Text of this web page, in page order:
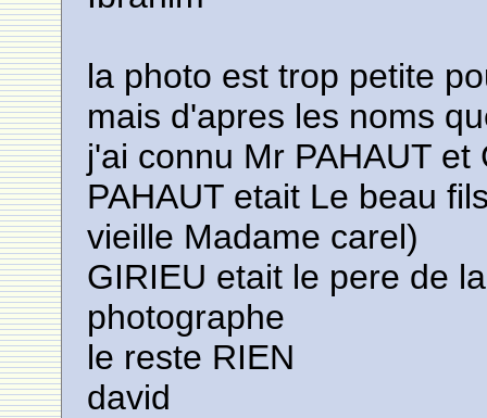
la photo est trop petite
mais d'apres les noms
j'ai connu Mr PAHAUT et
PAHAUT etait Le beau
vieille Madame carel)
GIRIEU etait le pere de
photographe
le reste RIEN
david